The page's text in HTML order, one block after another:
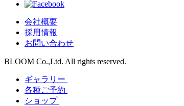
会社概要
採用情報
お問い合わせ
BLOOM Co.,Ltd. All rights reserved.
ギャラリー
各種ご予約
ショップ